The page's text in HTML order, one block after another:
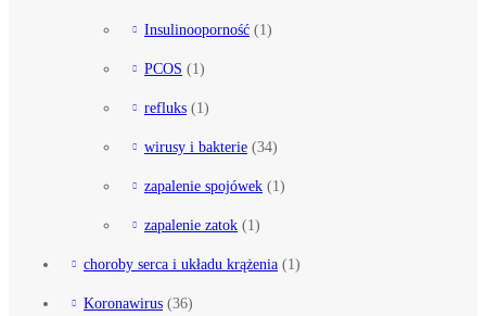
Insulinooporność (1)
PCOS (1)
refluks (1)
wirusy i bakterie (34)
zapalenie spojówek (1)
zapalenie zatok (1)
choroby serca i układu krążenia (1)
Koronawirus (36)